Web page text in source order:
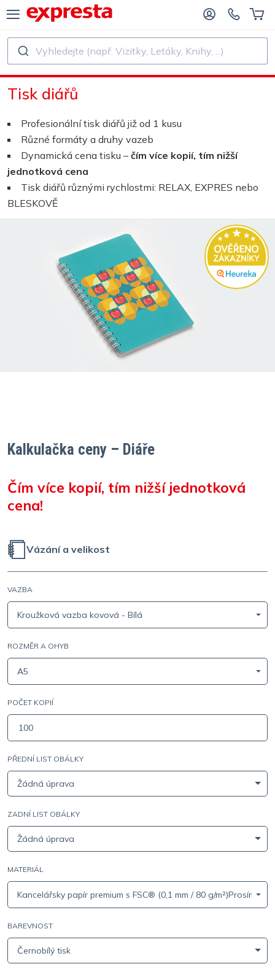
Tisk
Samolepky a etikety
Kalendáře
PRODUKTY
NAKLADATELSTVÍ A AUTORY
NAKLADATELSTVÍ
KNIH
Vyhledejte (např. Vizitky, Letáky, Knihy, ...)
Tisk diářů
Profesionální tisk diářů již od 1 kusu
Různé formáty a druhy vazeb
Dynamická cena tisku – čím více kopií, tím nižší
jednotková cena
Tisk diářů různými rychlostmi: RELAX, EXPRES nebo
BLESKOVĚ
Kalkulačka ceny – Diáře
Čím více kopií, tím nižší jednotková
cena!
Vázání a velikost
VAZBA
Kroužková vazba kovová - Bílá
ROZMĚR A OHYB
A5
POČET KOPIÍ
PŘEDNÍ LIST OBÁLKY
Žádná úprava
ZADNÍ LIST OBÁLKY
Žádná úprava
MATERIÁL
Kancelářsky papír premium s FSC® (0,1 mm / 80 g/
BAREVNOST
Černobílý tisk